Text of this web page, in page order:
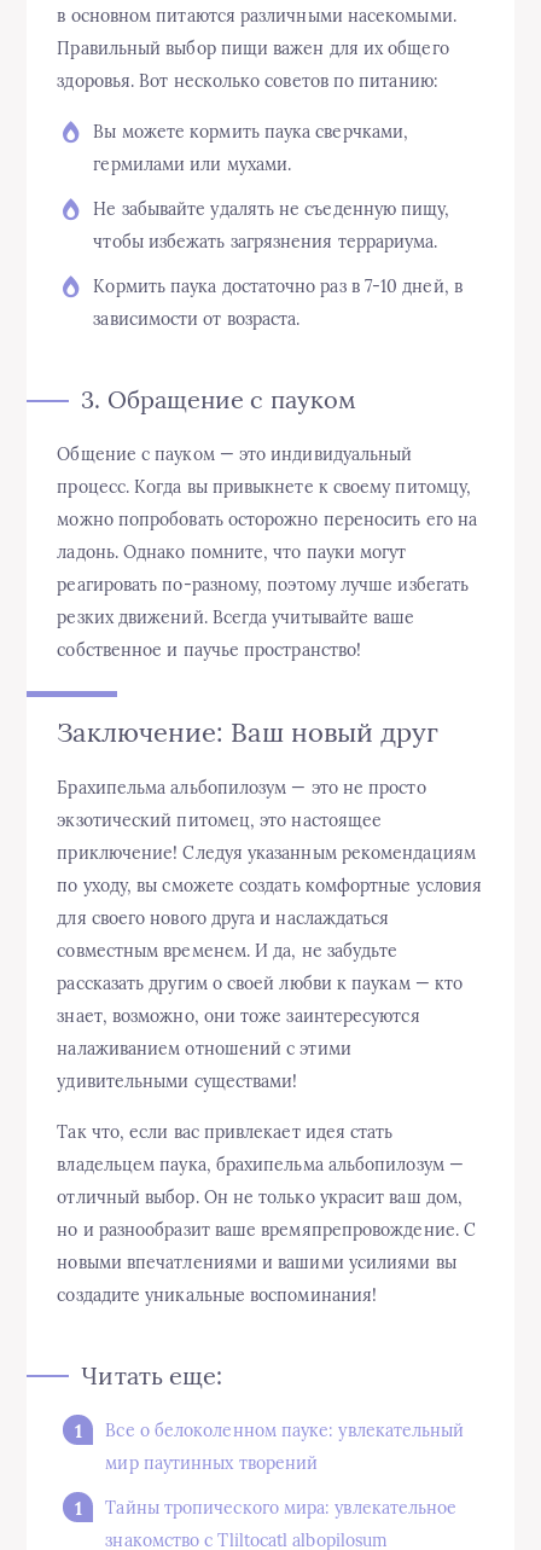
в основном питаются различными насекомыми.
Правильный выбор пищи важен для их общего
здоровья. Вот несколько советов по питанию:
Вы можете кормить паука сверчками,
гермилами или мухами.
Не забывайте удалять не съеденную пищу,
чтобы избежать загрязнения террариума.
Кормить паука достаточно раз в 7-10 дней, в
зависимости от возраста.
3. Обращение с пауком
Общение с пауком — это индивидуальный
процесс. Когда вы привыкнете к своему питомцу,
можно попробовать осторожно переносить его на
ладонь. Однако помните, что пауки могут
реагировать по-разному, поэтому лучше избегать
резких движений. Всегда учитывайте ваше
собственное и паучье пространство!
Заключение: Ваш новый друг
Брахипельма альбопилозум — это не просто
экзотический питомец, это настоящее
приключение! Следуя указанным рекомендациям
по уходу, вы сможете создать комфортные условия
для своего нового друга и наслаждаться
совместным временем. И да, не забудьте
рассказать другим о своей любви к паукам — кто
знает, возможно, они тоже заинтересуются
налаживанием отношений с этими
удивительными существами!
Так что, если вас привлекает идея стать
владельцем паука, брахипельма альбопилозум —
отличный выбор. Он не только украсит ваш дом,
но и разнообразит ваше времяпрепровождение. С
новыми впечатлениями и вашими усилиями вы
создадите уникальные воспоминания!
Читать еще:
Все о белоколенном пауке: увлекательный
мир паутинных творений
Тайны тропического мира: увлекательное
знакомство с Tliltocatl albopilosum